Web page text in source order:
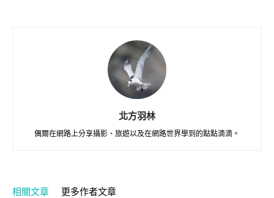
北方羽林
偶爾在網路上分享攝影、旅遊以及在網路世界學到的點點滴滴。
相關文章 更多作者文章